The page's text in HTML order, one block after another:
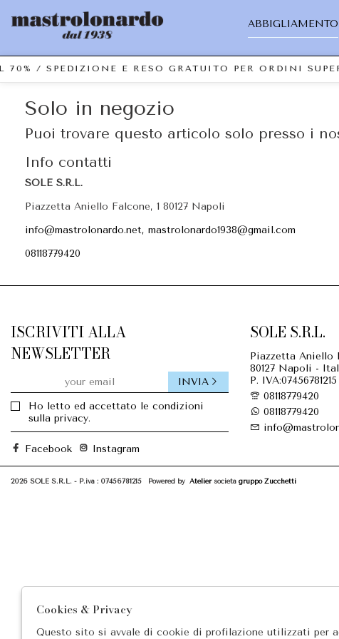
ABBIGLIAMENTO
/ SPEDIZIONE E RESO GRATUITO PER ORDINI
Solo in negozio
Puoi trovare questo articolo solo presso i
Info contatti
SOLE S.R.L.
Piazzetta Aniello Falcone, 1 80127 Napoli
info@mastrolonardo.net, mastrolonardo1938@gmail.com
08118779420
ISCRIVITI ALLA
NEWSLETTER
Ho letto ed accettato le condizioni
sulla privacy.
INVIA
Facebook Instagram
SOLE S.R.L.
Piazzetta Aniello
80127 Napoli -
P. IVA:07456781215
08118779420
08118779420
2026 SOLE S.R.L. - P.iva : 07456781215 Powered by Ateliersocietà gruppo Zucchetti
Cookies & Privacy
Questo sito si avvale di cookie di profilazione utilizzati per